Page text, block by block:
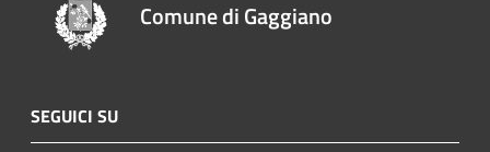
Comune di Gaggiano
SEGUICI SU